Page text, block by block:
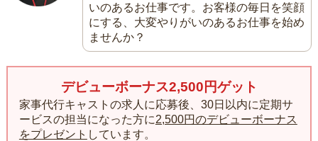
いのあるお仕事です。お客様の毎日を笑顔
にする、大変やりがいのあるお仕事を始め
ませんか？
デビューボーナス2,500円ゲット
家事代行キャストの求人に応募後、30日以内に定期サ
ービスの担当になった方に2,500円のデビューボーナス
をプレゼント しています。